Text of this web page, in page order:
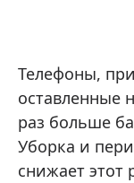
Телефоны,
оставленные
раз больше
Уборка и
снижает этот